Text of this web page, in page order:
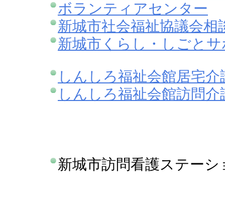
ボランティアセンター
新城市社会福祉協議会相
新城市くらし・しごと
しんしろ福祉会館居宅
しんしろ福祉会館訪問介
新城市訪問看護ステー